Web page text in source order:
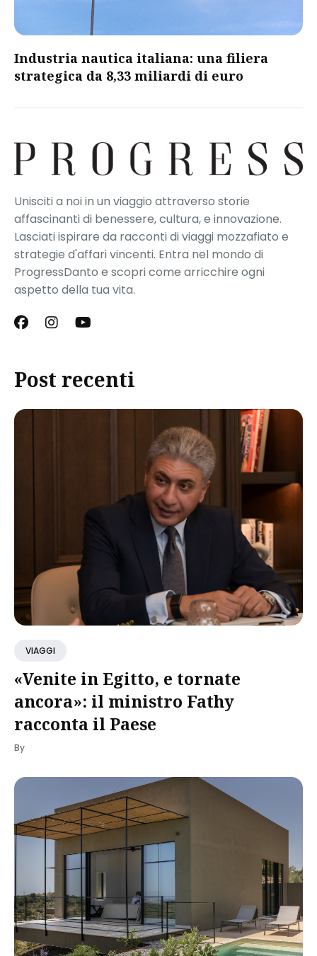
​Industria nautica italiana: una filiera
strategica da 8,33 miliardi di euro​
Unisciti a noi in un viaggio attraverso storie
affascinanti di benessere, cultura, e innovazione.
Lasciati ispirare da racconti di viaggi mozzafiato e
strategie d'affari vincenti. Entra nel mondo di
ProgressDanto e scopri come arricchire ogni
aspetto della tua vita.
Post recenti
VIAGGI
«Venite in Egitto, e tornate
ancora»: il ministro Fathy
racconta il Paese
By